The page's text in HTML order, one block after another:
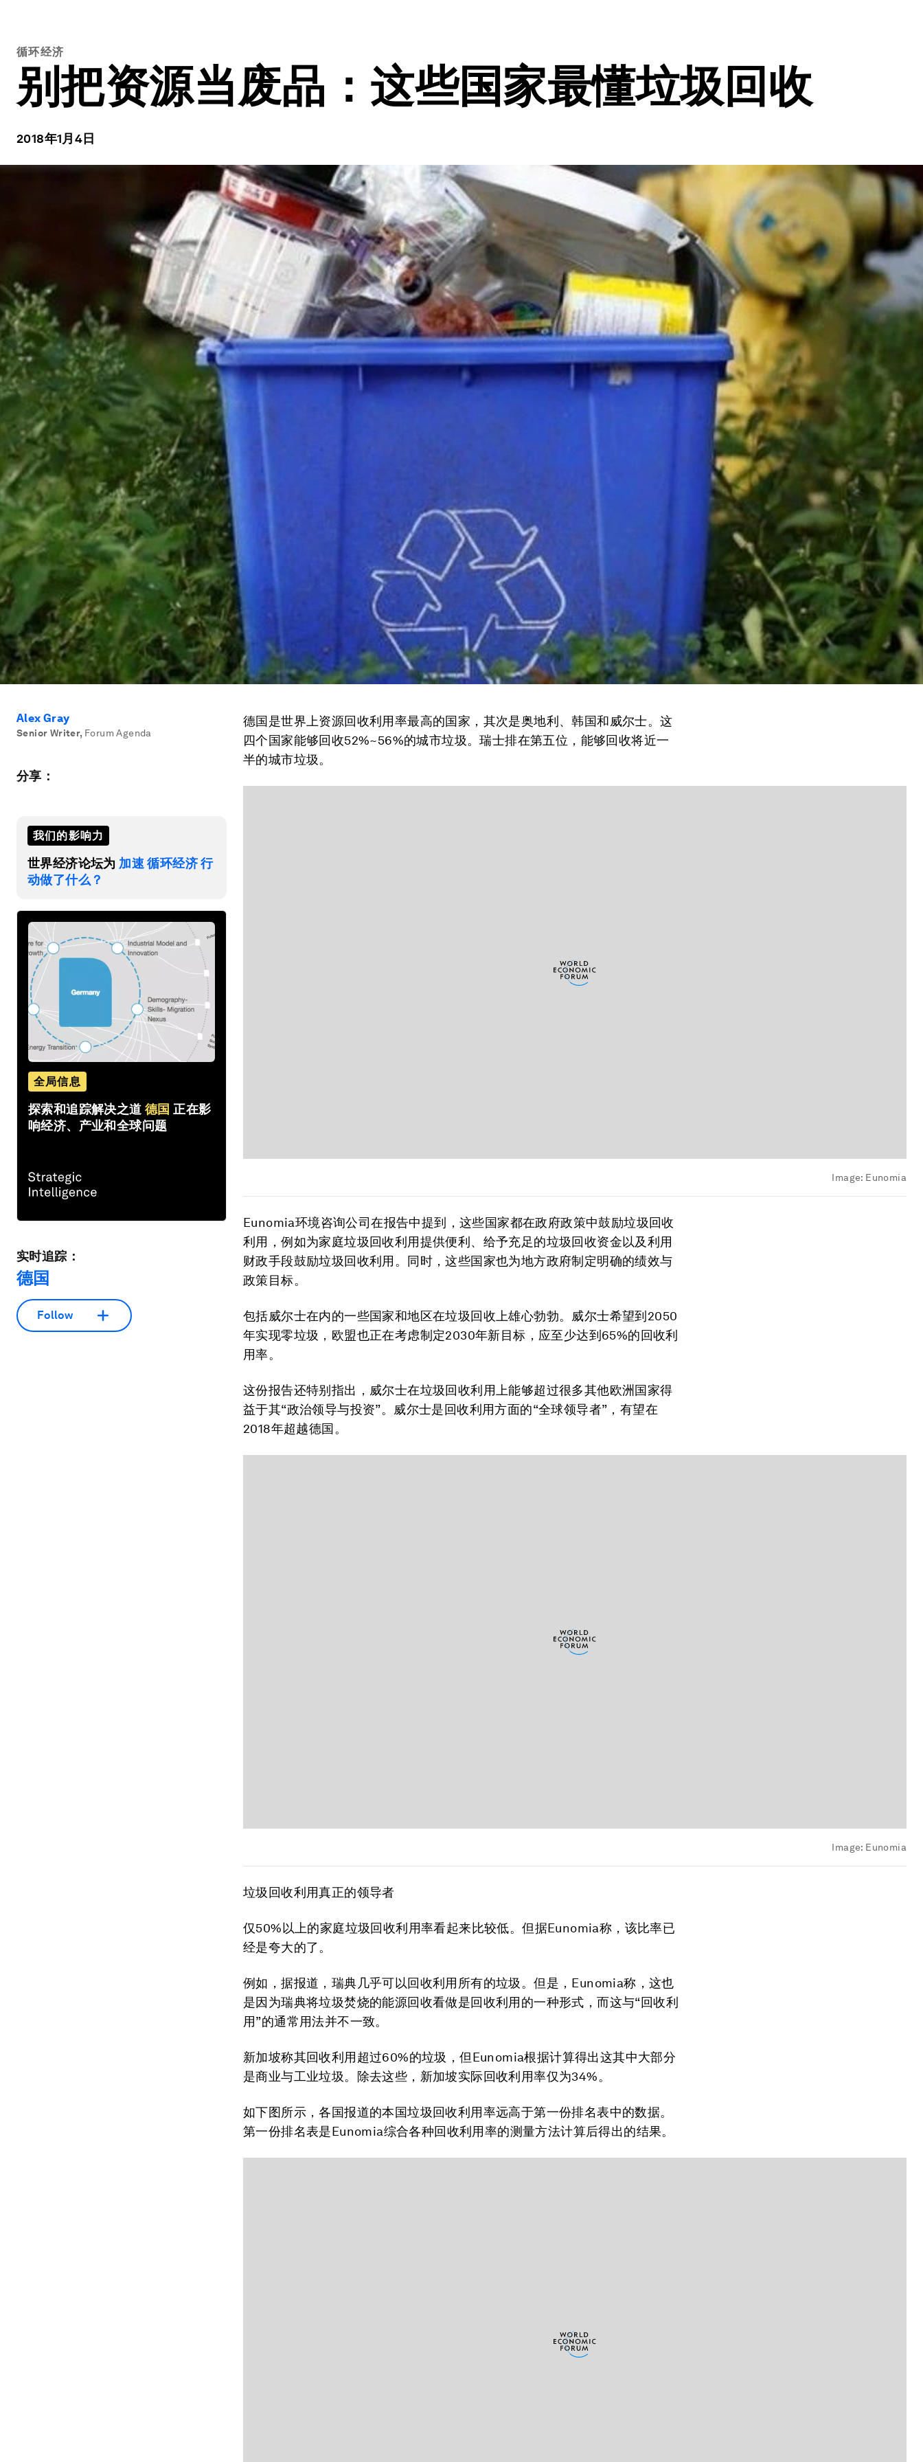
循环经济
别把资源当废品：这些国家最懂垃圾回收
2018年1月4日
Alex Gray
Senior Writer, Forum Agenda
分享：
我们的影响力
世界经济论坛为 加速 循环经济 行
动做了什么？
全局信息
探索和追踪解决之道 德国 正在影
响经济、产业和全球问题
实时追踪：
德国
Follow
德国是世界上资源回收利用率最高的国家，其次是奥地利、韩国和威尔士。这
四个国家能够回收52%~56%的城市垃圾。瑞士排在第五位，能够回收将近一
半的城市垃圾。
Image: Eunomia
Eunomia环境咨询公司在报告中提到，这些国家都在政府政策中鼓励垃圾回收
利用，例如为家庭垃圾回收利用提供便利、给予充足的垃圾回收资金以及利用
财政手段鼓励垃圾回收利用。同时，这些国家也为地方政府制定明确的绩效与
政策目标。
包括威尔士在内的一些国家和地区在垃圾回收上雄心勃勃。威尔士希望到2050
年实现零垃圾，欧盟也正在考虑制定2030年新目标，应至少达到65%的回收利
用率。
这份报告还特别指出，威尔士在垃圾回收利用上能够超过很多其他欧洲国家得
益于其“政治领导与投资”。威尔士是回收利用方面的“全球领导者”，有望在
2018年超越德国。
Image: Eunomia
垃圾回收利用真正的领导者
仅50%以上的家庭垃圾回收利用率看起来比较低。但据Eunomia称，该比率已
经是夸大的了。
例如，据报道，瑞典几乎可以回收利用所有的垃圾。但是，Eunomia称，这也
是因为瑞典将垃圾焚烧的能源回收看做是回收利用的一种形式，而这与“回收利
用”的通常用法并不一致。
新加坡称其回收利用超过60%的垃圾，但Eunomia根据计算得出这其中大部分
是商业与工业垃圾。除去这些，新加坡实际回收利用率仅为34%。
如下图所示，各国报道的本国垃圾回收利用率远高于第一份排名表中的数据。
第一份排名表是Eunomia综合各种回收利用率的测量方法计算后得出的结果。